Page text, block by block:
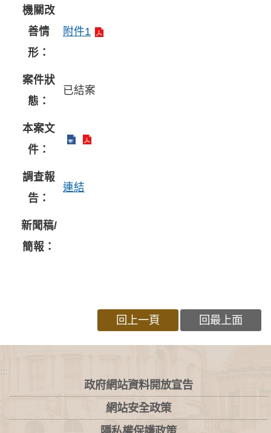
機關改
善情
形：
附件1
案件狀
態：
已結案
本案文
件：
調查報
告：
連結
新聞稿/
簡報：
回上一頁 回最上面
:::
政府網站資料開放宣告
網站安全政策